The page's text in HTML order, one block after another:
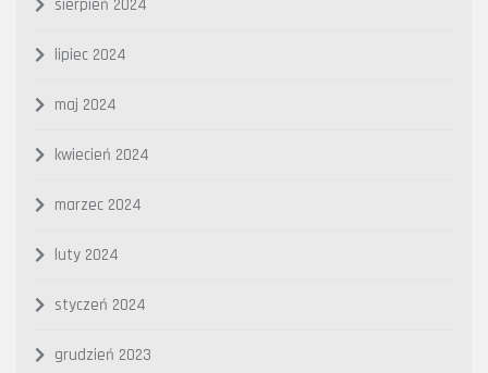
sierpień 2024
lipiec 2024
maj 2024
kwiecień 2024
marzec 2024
luty 2024
styczeń 2024
grudzień 2023